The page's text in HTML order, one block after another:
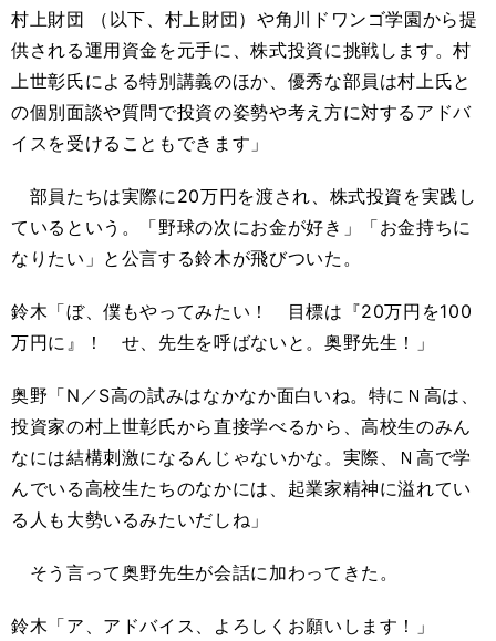
村上財団 （以下、村上財団）や角川ドワンゴ学園から提
供される運用資金を元手に、株式投資に挑戦します。村
上世彰氏による特別講義のほか、優秀な部員は村上氏と
の個別面談や質問で投資の姿勢や考え方に対するアドバ
イスを受けることもできます」
部員たちは実際に20万円を渡され、株式投資を実践し
ているという。「野球の次にお金が好き」「お金持ちに
なりたい」と公言する鈴木が飛びついた。
鈴木「ぼ、僕もやってみたい！ 目標は『20万円を100
万円に』！ せ、先生を呼ばないと。奥野先生！」
奥野「N／S高の試みはなかなか面白いね。特にＮ高は、
投資家の村上世彰氏から直接学べるから、高校生のみん
なには結構刺激になるんじゃないかな。実際、Ｎ高で学
んでいる高校生たちのなかには、起業家精神に溢れてい
る人も大勢いるみたいだしね」
そう言って奥野先生が会話に加わってきた。
鈴木「ア、アドバイス、よろしくお願いします！」